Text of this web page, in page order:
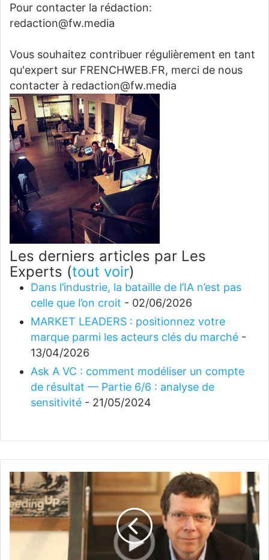
Pour contacter la rédaction:
redaction@fw.media
Vous souhaitez contribuer régulièrement en tant
qu'expert sur FRENCHWEB.FR, merci de nous
contacter à redaction@fw.media
Les derniers articles par Les
Experts (tout voir)
Dans l’industrie, la bataille de l’IA n’est pas
celle que l’on croit - 02/06/2026
MARKET LEADERS : positionnez votre
marque parmi les acteurs clés du marché -
13/04/2026
Ask A VC : comment modéliser un compte
de résultat — Partie 6/6 : analyse de
sensitivité - 21/05/2024